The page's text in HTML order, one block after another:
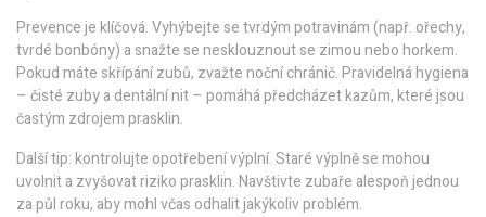
Prevence je klíčová. Vyhýbejte se tvrdým potravinám (např. ořechy,
tvrdé bonbóny) a snažte se nesklouznout se zimou nebo horkem.
Pokud máte skřípání zubů, zvažte noční chránič. Pravidelná hygiena
– čisté zuby a dentální nit – pomáhá předcházet kazům, které jsou
častým zdrojem prasklin.
Další tip: kontrolujte opotřebení výplní. Staré výplně se mohou
uvolnit a zvyšovat riziko prasklin. Navštivte zubaře alespoň jednou
za půl roku, aby mohl včas odhalit jakýkoliv problém.